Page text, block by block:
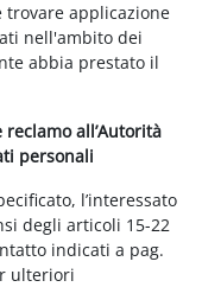
applicazione
nell'ambito dei
abbia prestato il
all’Autorità
personali
l’interessato
degli articoli 15-22
indicati a pag.
ulteriori